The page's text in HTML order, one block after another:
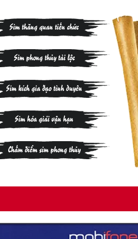
Sim thăng quan tiến chức
Sim phong thủy tài lộc
Sim kích gia đạo tình duyên
Sim hóa giải vận hạn
Chấm điểm sim phong thủy